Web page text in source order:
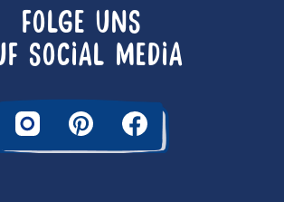
FOLGE UNS
SOCIAL MEDIA